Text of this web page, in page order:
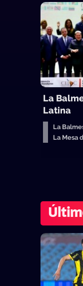
La
Latina
La
La Mesa